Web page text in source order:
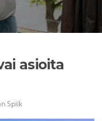
asioita
Spiik